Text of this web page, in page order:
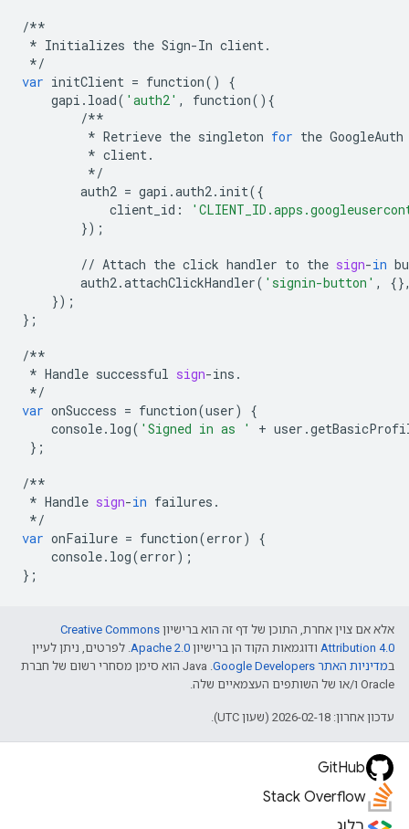
/**
* Initializes the Sign-In client.
*/
var initClient = function()
{
gapi . load( 'auth2' , function(){
/**
* Retrieve the singleton for the GoogleAuth
* client.
*/
auth2 = gapi .auth2. init({
client_id :
});
// Attach the click handler to the sign-in
auth2.attachClickHandler( 'signin-button' ,
});
};
/**
* Handle successful sign-ins .
*/
var onSuccess = function(user)
{
console. log( 'Signed in as ' + user .
};
/**
* Handle sign-in failures .
*/
var onFailure = function(error)
{
console. log(error);
};
אלא אם צוין אחרת, התוכן של דף זה הוא ברישיון Creative Commons
Attribution 4.0 ודוגמאות הקוד הן ברישיון Apache 2.0. לפרטים, ניתן לעיין
במדיניות האתר Google Developers‏
.‏ Java הוא סימן מסחרי רשום של חברת
Oracle ו/או של השותפים העצמאיים שלה.
עדכון אחרון: 2026-02-18 (שעון UTC).
GitHub
Stack Overflow